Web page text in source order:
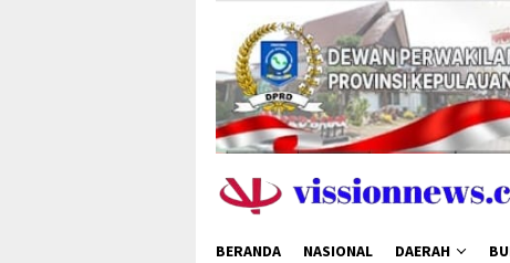
konten
BERANDA NASIONAL DAERAH